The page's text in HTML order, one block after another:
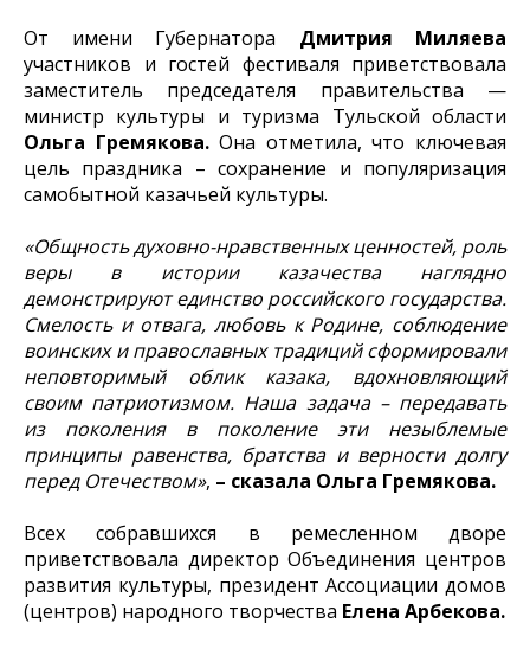
От имени Губернатора Дмитрия Миляева
участников и гостей фестиваля приветствовала
заместитель председателя правительства —
министр культуры и туризма Тульской области
Ольга Гремякова.Она отметила, что ключевая
цель праздника – сохранение и популяризация
самобытной казачьей культуры.
«Общность духовно-нравственных ценностей, роль
веры в истории казачества наглядно
демонстрируют единство российского государства.
Смелость и отвага, любовь к Родине, соблюдение
воинских и православных традиций сформировали
неповторимый облик казака, вдохновляющий
своим патриотизмом. Наша задача – передавать
из поколения в поколение эти незыблемые
принципы равенства, братства и верности долгу
перед Отечеством», – сказала Ольга Гремякова.
Всех собравшихся в ремесленном дворе
приветствовала директор Объединения центров
развития культуры, президент Ассоциации домов
(центров) народного творчества Елена Арбекова.